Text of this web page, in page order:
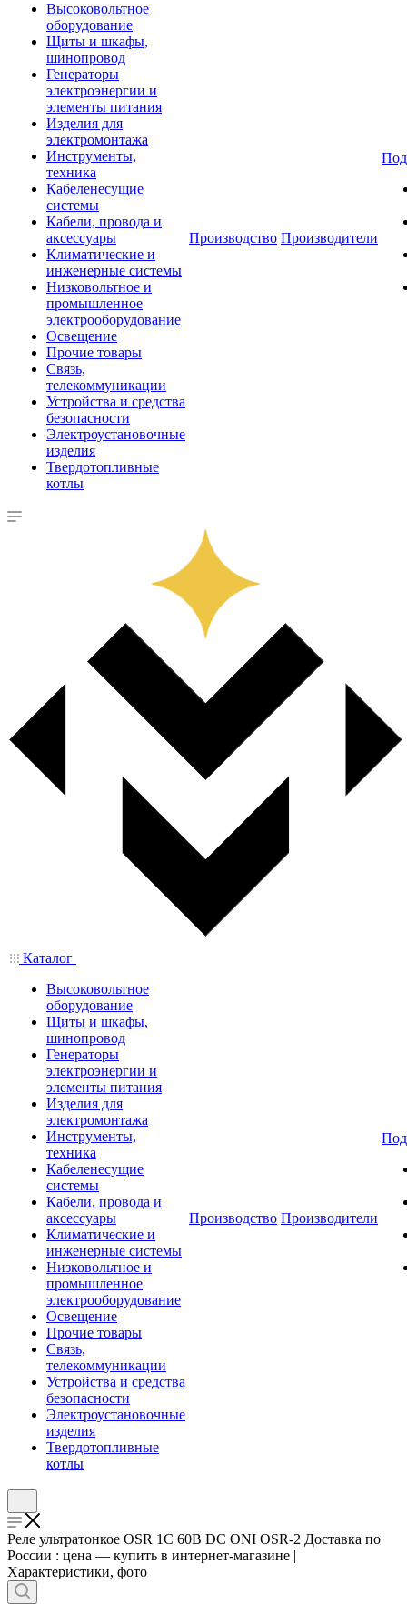
Высоковольтное
оборудование
Щиты и шкафы,
шинопровод
Генераторы
электроэнергии и
элементы питания
Изделия для
электромонтажа
Инструменты,
техника
Кабеленесущие
системы
Кабели, провода и
аксессуары
Климатические и
инженерные системы
Низковольтное и
промышленное
электрооборудование
Освещение
Прочие товары
Связь,
телекоммуникации
Устройства и средства
безопасности
Электроустановочные
изделия
Твердотопливные
котлы
Производство Производители
Каталог
Высоковольтное
оборудование
Щиты и шкафы,
шинопровод
Генераторы
электроэнергии и
элементы питания
Изделия для
электромонтажа
Инструменты,
техника
Кабеленесущие
системы
Кабели, провода и
аксессуары
Климатические и
инженерные системы
Низковольтное и
промышленное
электрооборудование
Освещение
Прочие товары
Связь,
телекоммуникации
Устройства и средства
безопасности
Электроустановочные
изделия
Твердотопливные
котлы
Производство Производители
Реле ультратонкое OSR 1C 60В DC ONI OSR-2 Доставка по
России : цена — купить в интернет-магазине |
Характеристики, фото